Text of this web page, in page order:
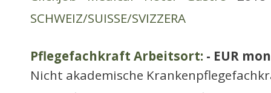
SCHWEIZ/SUISSE/SVIZZERA
Pflegefachkraft Arbeitsort: - EUR
Nicht akademische